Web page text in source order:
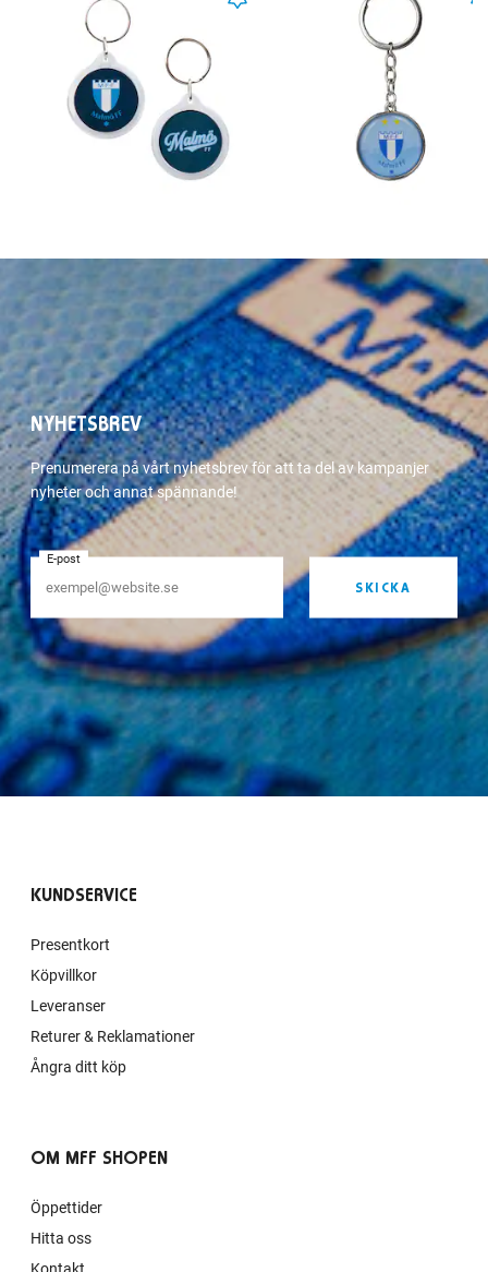
NYHETSBREV
Prenumerera på vårt nyhetsbrev för att ta del av kampanjer
nyheter och annat spännande!
E-post
SKICKA
KUNDSERVICE
Presentkort
Köpvillkor
Leveranser
Returer & Reklamationer
Ångra ditt köp
OM MFF SHOPEN
Öppettider
Hitta oss